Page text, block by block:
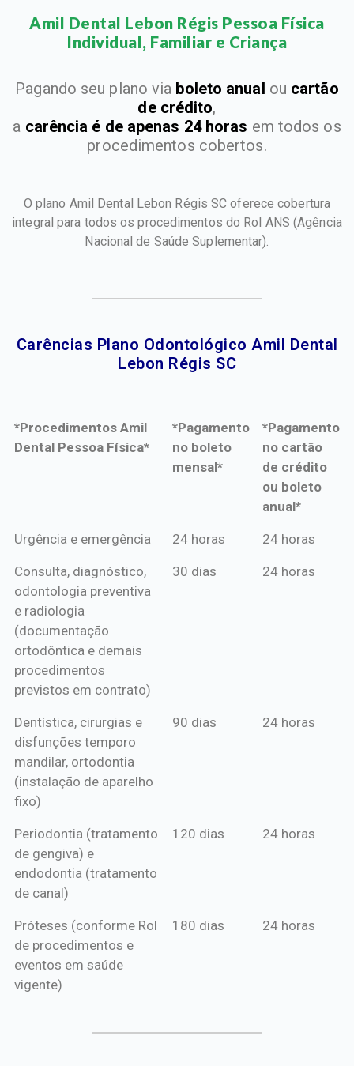
Amil Dental Lebon Régis Pessoa Física
Individual, Familiar e Criança​
Pagando seu plano via boleto anual ou cartão
de crédito,
a carência é de apenas 24 horas em todos os
procedimentos cobertos.
O plano Amil Dental Lebon Régis SC oferece cobertura
integral para todos os procedimentos do Rol ANS (Agência
Nacional de Saúde Suplementar).
Carências Plano Odontológico Amil Dental
Lebon Régis SC​
*Procedimentos Amil
Dental Pessoa Física*
*Pagamento
no boleto
mensal*
*Pagamento
no cartão
de crédito
ou boleto
anual*
*Procedimentos Amil
*Pagamento
mensal*
*Pagamento
de crédito
Urgência e emergência 24 horas 24 horas
Consulta, diagnóstico,
odontologia preventiva
e radiologia
(documentação
ortodôntica e demais
procedimentos
previstos em contrato)
30 dias 24 horas
Dentística, cirurgias e
disfunções temporo
mandilar, ortodontia
(instalação de aparelho
fixo)
90 dias 24 horas
Periodontia (tratamento
de gengiva) e
endodontia (tratamento
de canal)
120 dias 24 horas
Próteses (conforme Rol
de procedimentos e
eventos em saúde
vigente)
180 dias 24 horas